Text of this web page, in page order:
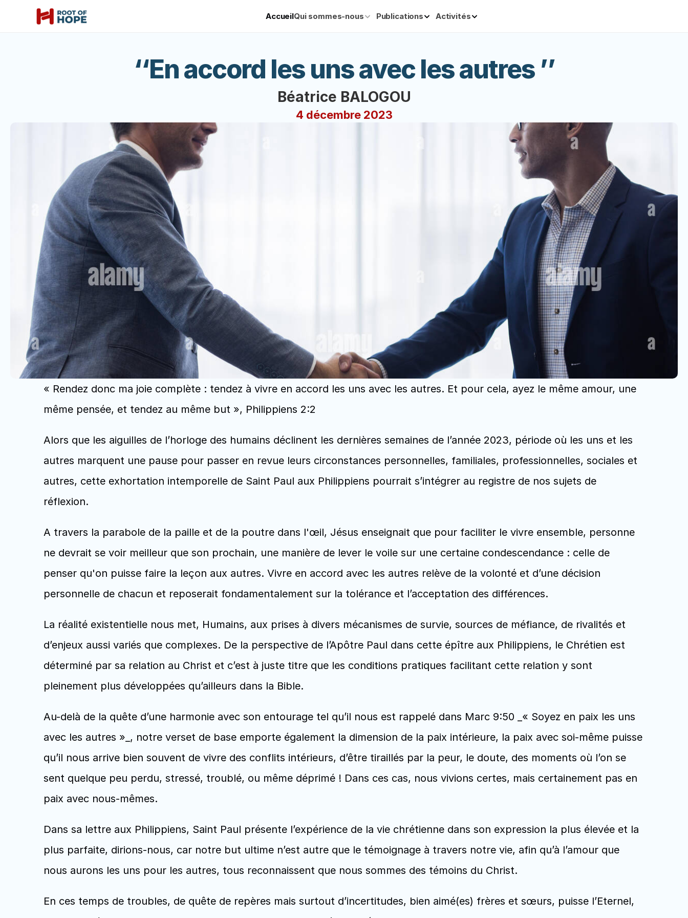
AccueilQui sommes-nous Publications Activités
‘‘En accord les uns avec les autres ’’
Béatrice BALOGOU
4 décembre 2023
« Rendez donc ma joie complète : tendez à vivre en accord les uns avec les autres. Et pour cela, ayez le même amour, une
même pensée, et tendez au même but », Philippiens 2:2
Alors que les aiguilles de l’horloge des humains déclinent les dernières semaines de l’année 2023, période où les uns et les
autres marquent une pause pour passer en revue leurs circonstances personnelles, familiales, professionnelles, sociales et
autres, cette exhortation intemporelle de Saint Paul aux Philippiens pourrait s’intégrer au registre de nos sujets de
réflexion.
A travers la parabole de la paille et de la poutre dans l'œil, Jésus enseignait que pour faciliter le vivre ensemble, personne
ne devrait se voir meilleur que son prochain, une manière de lever le voile sur une certaine condescendance : celle de
penser qu'on puisse faire la leçon aux autres. Vivre en accord avec les autres relève de la volonté et d’une décision
personnelle de chacun et reposerait fondamentalement sur la tolérance et l’acceptation des différences.
La réalité existentielle nous met, Humains, aux prises à divers mécanismes de survie, sources de méfiance, de rivalités et
d’enjeux aussi variés que complexes. De la perspective de l’Apôtre Paul dans cette épître aux Philippiens, le Chrétien est
déterminé par sa relation au Christ et c’est à juste titre que les conditions pratiques facilitant cette relation y sont
pleinement plus développées qu’ailleurs dans la Bible.
Au-delà de la quête d’une harmonie avec son entourage tel qu’il nous est rappelé dans Marc 9:50 _« Soyez en paix les uns
avec les autres »_, notre verset de base emporte également la dimension de la paix intérieure, la paix avec soi-même puisse
qu’il nous arrive bien souvent de vivre des conflits intérieurs, d’être tiraillés par la peur, le doute, des moments où l’on se
sent quelque peu perdu, stressé, troublé, ou même déprimé ! Dans ces cas, nous vivions certes, mais certainement pas en
paix avec nous-mêmes.
Dans sa lettre aux Philippiens, Saint Paul présente l’expérience de la vie chrétienne dans son expression la plus élevée et la
plus parfaite, dirions-nous, car notre but ultime n’est autre que le témoignage à travers notre vie, afin qu’à l’amour que
nous aurons les uns pour les autres, tous reconnaissent que nous sommes des témoins du Christ.
En ces temps de troubles, de quête de repères mais surtout d’incertitudes, bien aimé(es) frères et sœurs, puisse l’Eternel,